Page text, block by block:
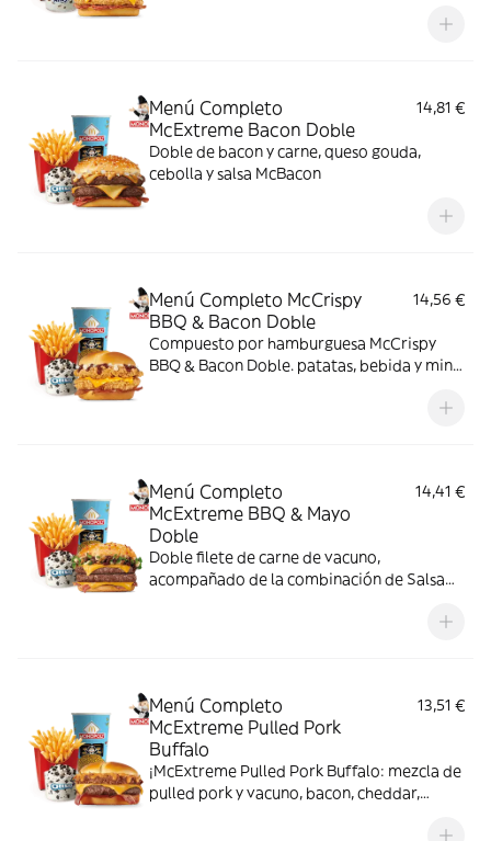
Menú Completo
McExtreme Bacon Doble
14,81 €
Doble de bacon y carne, queso gouda,
cebolla y salsa McBacon
Menú Completo McCrispy
BBQ & Bacon Doble
14,56 €
Compuesto por hamburguesa McCrispy
BBQ & Bacon Doble. patatas, bebida y mini
Menú Completo
McExtreme BBQ & Mayo
Doble
14,41 €
Doble filete de carne de vacuno,
acompañado de la combinación de Salsa
doble de cheddar, lechuga fresca y tiras de
Menú Completo
McExtreme Pulled Pork
Buffalo
13,51 €
¡McExtreme Pulled Pork Buffalo: mezcla de
pulled pork y vacuno, bacon, cheddar,